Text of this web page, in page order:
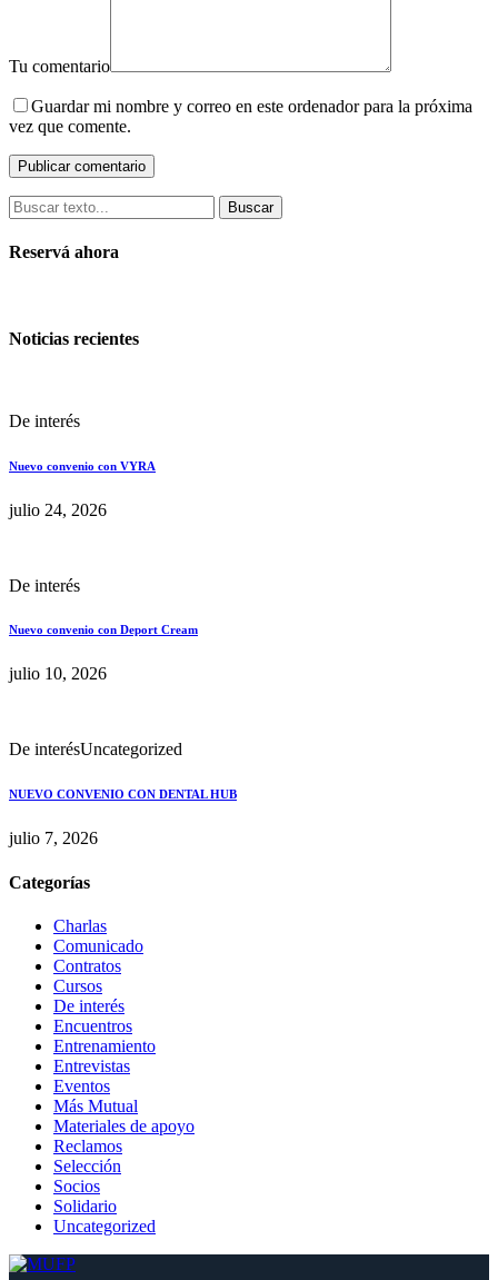
Tu comentario
Guardar mi nombre y correo en este ordenador para la próxima
vez que comente.
Buscar
Reservá ahora
Noticias recientes
De interés
Nuevo convenio con VYRA
julio 24, 2026
De interés
Nuevo convenio con Deport Cream
julio 10, 2026
De interésUncategorized
NUEVO CONVENIO CON DENTAL HUB
julio 7, 2026
Categorías
Charlas
Comunicado
Contratos
Cursos
De interés
Encuentros
Entrenamiento
Entrevistas
Eventos
Más Mutual
Materiales de apoyo
Reclamos
Selección
Socios
Solidario
Uncategorized